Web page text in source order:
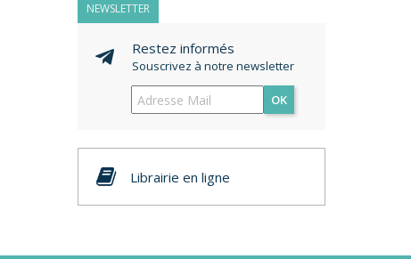
NEWSLETTER
Restez informés
Souscrivez à notre newsletter
OK
Librairie en ligne